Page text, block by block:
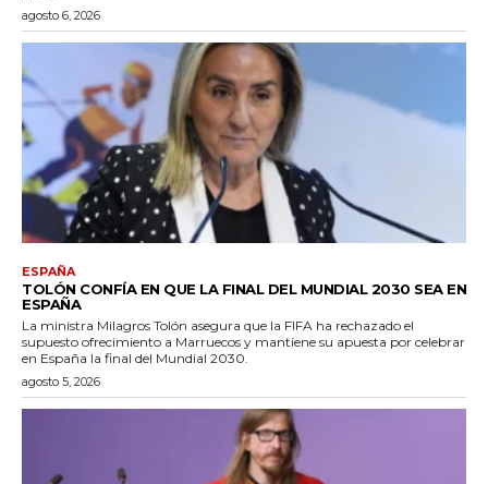
agosto 6, 2026
ESPAÑA
TOLÓN CONFÍA EN QUE LA FINAL DEL MUNDIAL 2030 SEA EN
ESPAÑA
La ministra Milagros Tolón asegura que la FIFA ha rechazado el
supuesto ofrecimiento a Marruecos y mantiene su apuesta por celebrar
en España la final del Mundial 2030.
agosto 5, 2026